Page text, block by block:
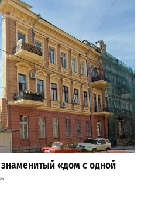
«дом с одной